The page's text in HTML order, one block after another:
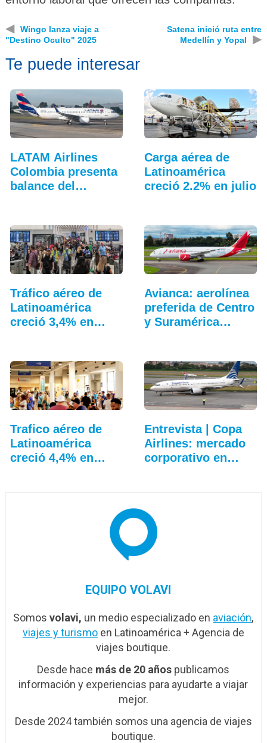
◀
Wingo lanza viaje a
"Destino Oculto" 2025
Satena inició ruta entre
Medellín y Yopal
▶
Te puede interesar
LATAM Airlines
Colombia presenta
balance del
Carga aérea de
Latinoamérica
creció 2.2% en julio
Tráfico aéreo de
Latinoamérica
creció 3,4% en
Avianca: aerolínea
preferida de Centro
y Suramérica…
Trafico aéreo de
Latinoamérica
creció 4,4% en
Entrevista | Copa
Airlines: mercado
corporativo en…
EQUIPO VOLAVI
Somosvolavi, un medio especializado en aviación,
viajes y turismoen Latinoamérica + Agencia de
viajes boutique.
Desde hace más de 20 años publicamos
información y experiencias para ayudarte a viajar
mejor.
Desde 2024 también somos una agencia de viajes
boutique.